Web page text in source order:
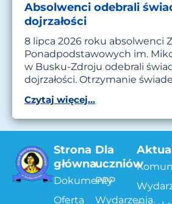
Absolwenci odebrali
dojrzałości
8 lipca 2026 roku absolwenci
Ponadpodstawowych im.
w Busku-Zdroju odebrali
dojrzałości. Otrzymanie
Czytaj więcej...
Strona
główna
Dokumenty
Oferta
Dla
uczniów
PPP
Wydarzenia